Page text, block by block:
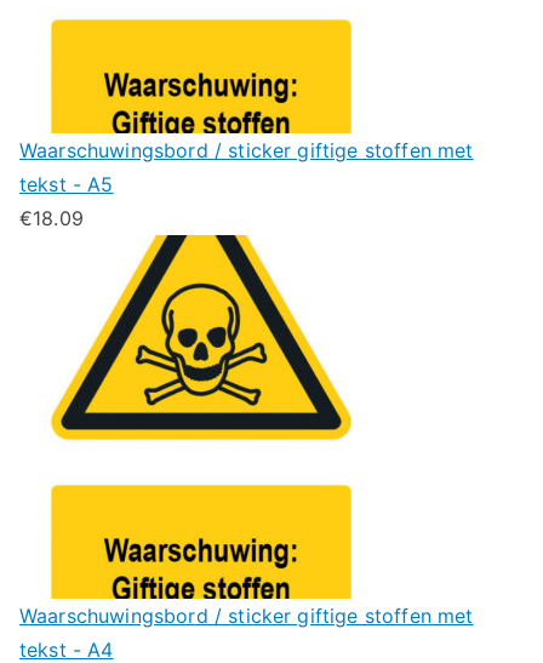
Waarschuwingsbord / sticker giftige stoffen met
tekst - A5
€18.09
Waarschuwingsbord / sticker giftige stoffen met
tekst - A4